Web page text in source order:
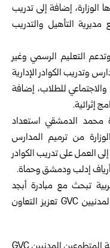
الوزارة، إضافة إلى تدريب
التأهيل والتدريب
التعليم الرسمي وغير
وتدريب الكوادر الإدارية
للطلاب، إضافة
إثرائية.‏
محمد الدمشقي استعداد
‏من ترميم المدارس
العمل على تدريب الكوادر
إدلب ودمشق وحماة.‏